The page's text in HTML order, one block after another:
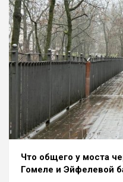
Что общего у моста
Гомеле и Эйфелевой